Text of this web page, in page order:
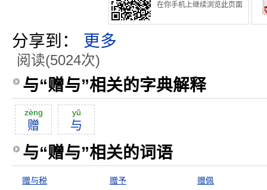
在你手机上继续浏览此页面
分享到： 更多
阅读(5024次)
与“赠与”相关的字典解释
zèng
赠
yŭ
与
与“赠与”相关的词语
赠与税 赠予
赠佩